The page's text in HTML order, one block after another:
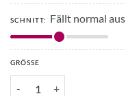
SCHNITT: Fällt normal aus
GRÖSSE